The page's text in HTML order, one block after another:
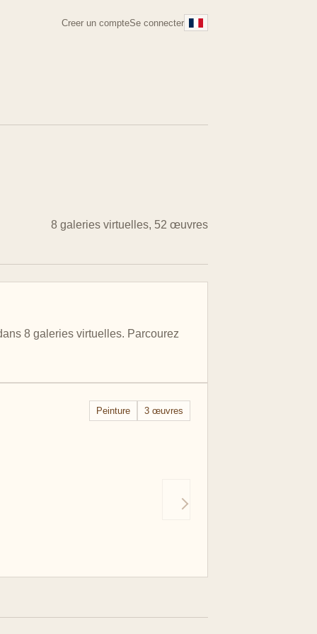
Creer un compteSe connecter
8 galeries virtuelles, 52 œuvres
8 galeries virtuelles. Parcourez
Peinture 3 œuvres